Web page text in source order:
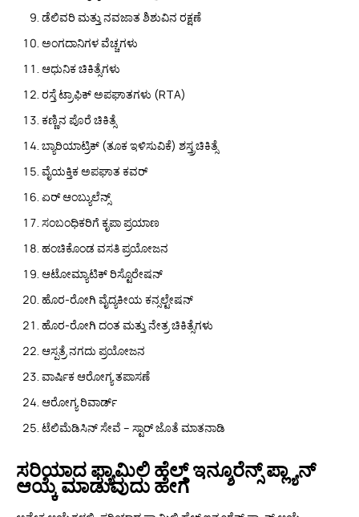
ಡೆಲಿವರಿ ಮತ್ತು ನವಜಾತ ಶಿಶುವಿನ ರಕ್ಷಣೆ
ಅಂಗದಾನಿಗಳ ವೆಚ್ಚಗಳು
ಆಧುನಿಕ ಚಿಕಿತ್ಸೆಗಳು
ರಸ್ತೆ ಟ್ರಾಫಿಕ್ ಅಪಘಾತಗಳು (RTA)
ಕಣ್ಣಿನ ಪೊರೆ ಚಿಕಿತ್ಸೆ
ಬ್ಯಾರಿಯಾಟ್ರಿಕ್ (ತೂಕ ಇಳಿಸುವಿಕೆ) ಶಸ್ತ್ರಚಿಕಿತ್ಸೆ
ವೈಯಕ್ತಿಕ ಅಪಘಾತ ಕವರ್
ಏರ್ ಆಂಬ್ಯುಲೆನ್ಸ್
ಸಂಬಂಧಿಕರಿಗೆ ಕೃಪಾ ಪ್ರಯಾಣ
ಹಂಚಿಕೊಂಡ ವಸತಿ ಪ್ರಯೋಜನ
ಆಟೋಮ್ಯಾಟಿಕ್ ರಿಸ್ಟೊರೇಷನ್
ಹೊರ-ರೋಗಿ ವೈದ್ಯಕೀಯ ಕನ್ಸಲ್ಟೇಷನ್
ಹೊರ-ರೋಗಿ ದಂತ ಮತ್ತು ನೇತ್ರ ಚಿಕಿತ್ಸೆಗಳು
ಆಸ್ಪತ್ರೆ ನಗದು ಪ್ರಯೋಜನ
ವಾರ್ಷಿಕ ಆರೋಗ್ಯ ತಪಾಸಣೆ
ಆರೋಗ್ಯ ರಿವಾರ್ಡ್
ಟೆಲಿಮೆಡಿಸಿನ್ ಸೇವೆ – ಸ್ಟಾರ್ ಜೊತೆ ಮಾತನಾಡಿ
ಸರಿಯಾದ ಫ್ಯಾಮಿಲಿ ಹೆಲ್ತ್ ಇನ್ಶೂರೆನ್ಸ್ ಪ್ಲ್ಯಾನ್
ಆಯ್ಕೆ ಮಾಡುವುದು ಹೇಗೆ